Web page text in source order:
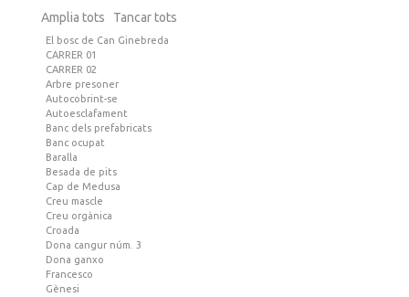
Amplia tots Tancar tots
El bosc de Can Ginebreda
CARRER 01
CARRER 02
Arbre presoner
Autocobrint-se
Autoesclafament
Banc dels prefabricats
Banc ocupat
Baralla
Besada de pits
Cap de Medusa
Creu mascle
Creu orgànica
Croada
Dona cangur núm. 3
Dona ganxo
Francesco
Gènesi